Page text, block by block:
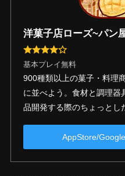
洋菓子店ローズ~パン
基本プレイ無料
900種類以上の菓子・料理
に並べよう。食材と調理器
品開発する際のちょっとし
AppStore/